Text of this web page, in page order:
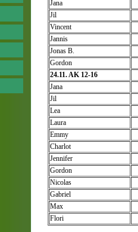
Jana
Jil
Vincent
Jannis
Jonas B.
Gordon
24.11. AK 12-16
Jana
Jil
Lea
Laura
Emmy
Charlot
Jennifer
Gordon
Nicolas
Gabriel
Max
Flori